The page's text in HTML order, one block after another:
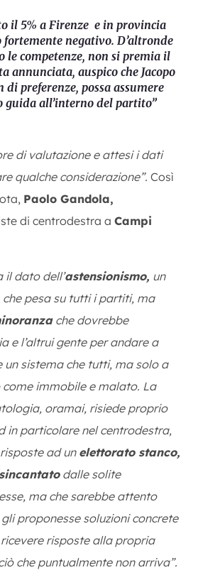
il 5% a Firenze e in provincia
negativo. D’altronde
le competenze, non si premia il
annunciata, auspico che Jacopo
di preferenze, possa assumere
guida all’interno del partito”
di valutazione e attesi i dati
qualche considerazione”. Così
Paolo Gandola,
di centrodestra a Campi
il dato dell’astensionismo, un
che pesa su tutti i partiti, ma
che dovrebbe
e l’altrui gente per andare a
un sistema che tutti, ma solo a
come immobile e malato. La
oramai, risiede proprio
in particolare nel centrodestra,
ad un elettorato stanco,
dalle solite
ma che sarebbe attento
proponesse soluzioni concrete
risposte alla propria
che puntualmente non arriva”.